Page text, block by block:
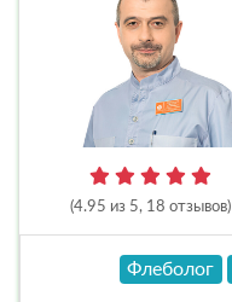
(4.95 из 5, 18 отзывов)
Флеболог